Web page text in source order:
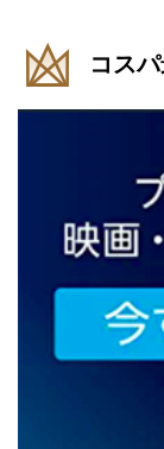
コス